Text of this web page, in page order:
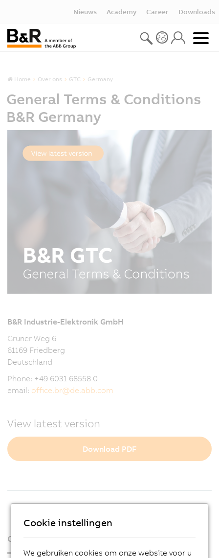
Nieuws Academy Career Downloads
Home Over ons GTC Germany
General Terms & Conditions
B&R Germany
B&R Industrie-Elektronik GmbH
Grüner Weg 6
61169 Friedberg
Deutschland
Phone: +49 6031 68558 0
email: office.br@de.abb.com
View latest version
Download PDF
Over ons
Cookie instellingen
We gebruiken cookies om onze website voor u